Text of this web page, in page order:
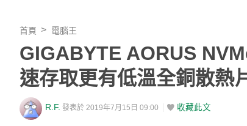
首頁 電腦王
GIGABYTE AORUS
速存取更有低溫全銅散熱
R.F. 發表於 2019年7月15日 09:00 收藏此文